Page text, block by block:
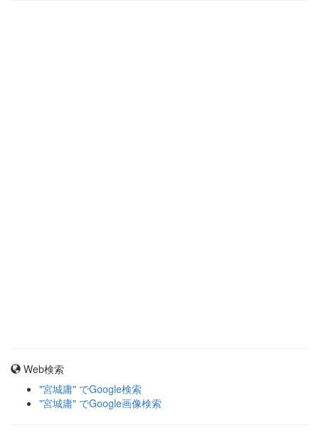
Web検索
"宮城庸" でGoogle検索
"宮城庸" でGoogle画像検索